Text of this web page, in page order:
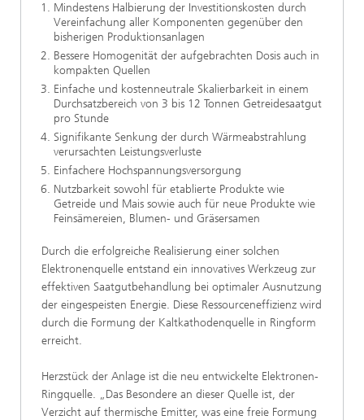
Mindestens Halbierung der Investitionskosten durch
Vereinfachung aller Komponenten gegenüber den
bisherigen Produktionsanlagen
Bessere Homogenität der aufgebrachten Dosis auch in
kompakten Quellen
Einfache und kostenneutrale Skalierbarkeit in einem
Durchsatzbereich von 3 bis 12 Tonnen Getreidesaatgut
pro Stunde
Signifikante Senkung der durch Wärmeabstrahlung
verursachten Leistungsverluste
Einfachere Hochspannungsversorgung
Nutzbarkeit sowohl für etablierte Produkte wie
Getreide und Mais sowie auch für neue Produkte wie
Feinsämereien, Blumen- und Gräsersamen
Durch die erfolgreiche Realisierung einer solchen
Elektronenquelle entstand ein innovatives Werkzeug zur
effektiven Saatgutbehandlung bei optimaler Ausnutzung
der eingespeisten Energie. Diese Ressourceneffizienz wird
durch die Formung der Kaltkathodenquelle in Ringform
erreicht.
Herzstück der Anlage ist die neu entwickelte Elektronen-
Ringquelle. „Das Besondere an dieser Quelle ist, der
Verzicht auf thermische Emitter, was eine freie Formung